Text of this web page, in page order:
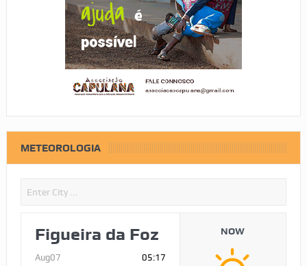
METEOROLOGIA
Figueira da Foz
Aug07 05:17
NOW